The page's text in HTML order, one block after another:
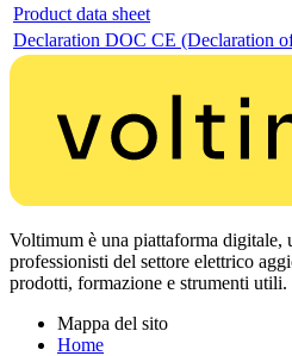
Product data sheet
Declaration DOC CE (Declaration
Voltimum è una piattaforma digitale,
professionisti del settore elettrico
prodotti, formazione e strumenti utili.
Mappa del sito
Home